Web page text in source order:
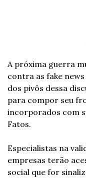
A próxima guerra
contra as fake
dos pivôs dessa
para compor seu
incorporados com
Fatos.
Especialistas na
empresas terão
social que for